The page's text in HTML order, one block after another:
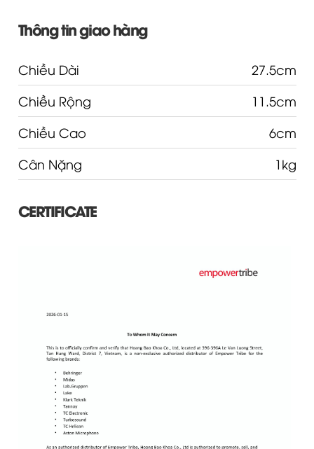
Thông tin giao hàng
Chiều Dài
27.5cm
Chiều Rộng
11.5cm
Chiều Cao
6cm
Cân Nặng
1kg
CERTIFICATE